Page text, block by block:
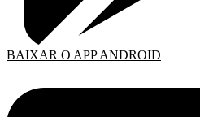
BAIXAR O APP ANDROID